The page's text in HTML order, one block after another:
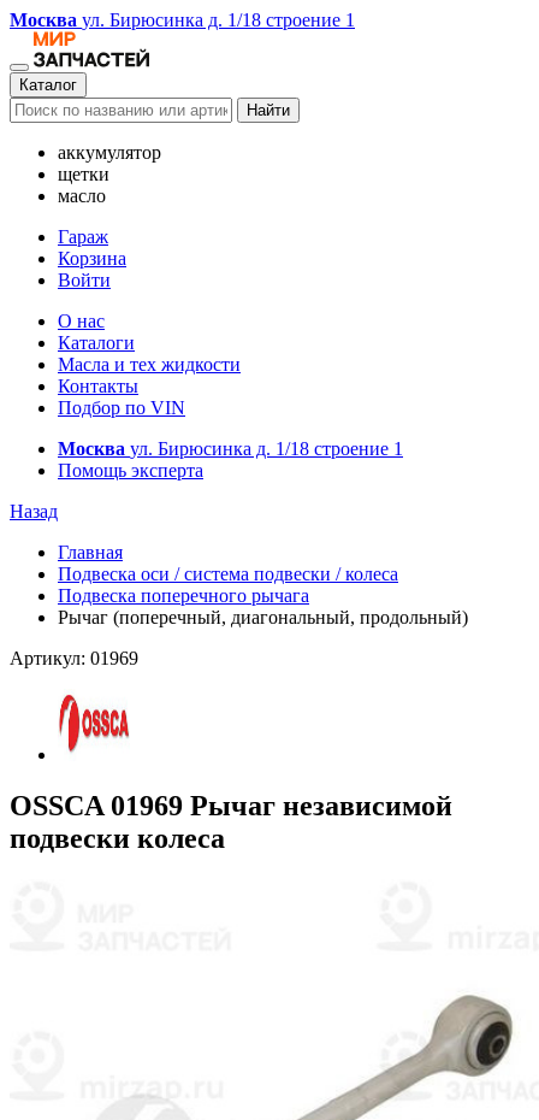
Москва ул. Бирюсинка д. 1/18 строение 1
Каталог
Найти
аккумулятор
щетки
масло
Гараж
Корзина
Войти
О нас
Каталоги
Масла и тех жидкости
Контакты
Подбор по VIN
Москва ул. Бирюсинка д. 1/18 строение 1
Помощь эксперта
Назад
Главная
Подвеска оси / система подвески / колеса
Подвеска поперечного рычага
Рычаг (поперечный, диагональный, продольный)
Артикул: 01969
OSSCA 01969 Рычаг независимой
подвески колеса